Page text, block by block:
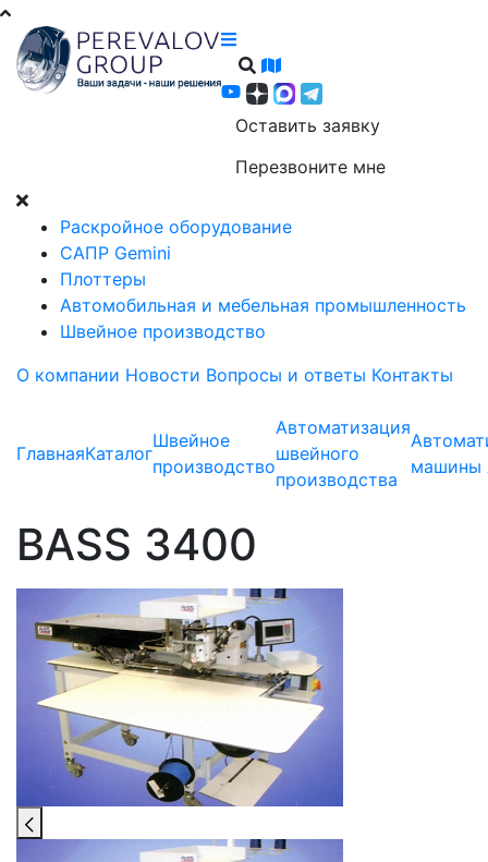
Оставить заявку
Перезвоните мне
Раскройное оборудование
САПР Gemini
Плоттеры
Автомобильная и мебельная промышленность
Швейное производство
О компании Новости Вопросы и ответы Контакты
ГлавнаяКаталог
Швейное
производство
Автоматизация
швейного
производства
машины
BASS 3400